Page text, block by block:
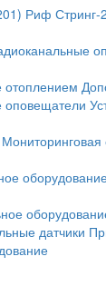
Риф Стринг-
отоплением
оповещатели
Мониторинговая
датчики